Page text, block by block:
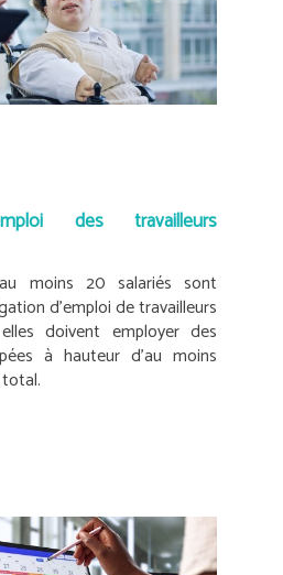
des travailleurs
moins 20 salariés sont
d’emploi de travailleurs
doivent employer des
à hauteur d’au moins